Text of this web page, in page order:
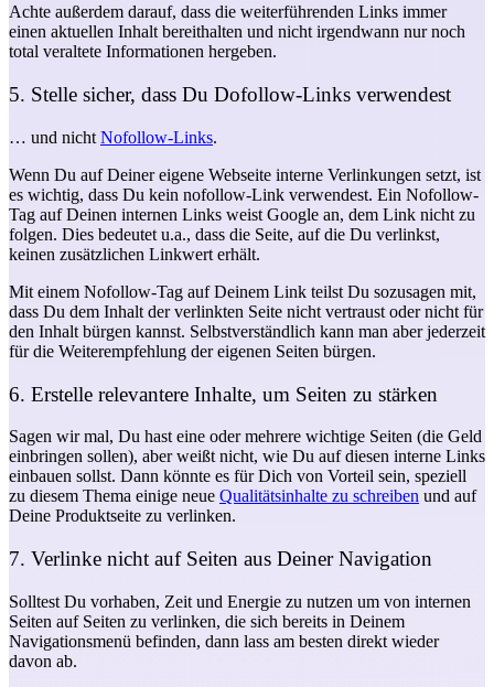
Achte außerdem darauf, dass die weiterführenden Links immer
einen aktuellen Inhalt bereithalten und nicht irgendwann nur noch
total veraltete Informationen hergeben.
5. Stelle sicher, dass Du Dofollow-Links verwendest
… und nicht Nofollow-Links.
Wenn Du auf Deiner eigene Webseite interne Verlinkungen setzt, ist
es wichtig, dass Du kein nofollow-Link verwendest. Ein Nofollow-
Tag auf Deinen internen Links weist Google an, dem Link nicht zu
folgen. Dies bedeutet u.a., dass die Seite, auf die Du verlinkst,
keinen zusätzlichen Linkwert erhält.
Mit einem Nofollow-Tag auf Deinem Link teilst Du sozusagen mit,
dass Du dem Inhalt der verlinkten Seite nicht vertraust oder nicht für
den Inhalt bürgen kannst. Selbstverständlich kann man aber jederzeit
für die Weiterempfehlung der eigenen Seiten bürgen.
6. Erstelle relevantere Inhalte, um Seiten zu stärken
Sagen wir mal, Du hast eine oder mehrere wichtige Seiten (die Geld
einbringen sollen), aber weißt nicht, wie Du auf diesen interne Links
einbauen sollst. Dann könnte es für Dich von Vorteil sein, speziell
zu diesem Thema einige neue Qualitätsinhalte zu schreiben und auf
Deine Produktseite zu verlinken.
7. Verlinke nicht auf Seiten aus Deiner Navigation
Solltest Du vorhaben, Zeit und Energie zu nutzen um von internen
Seiten auf Seiten zu verlinken, die sich bereits in Deinem
Navigationsmenü befinden, dann lass am besten direkt wieder
davon ab.